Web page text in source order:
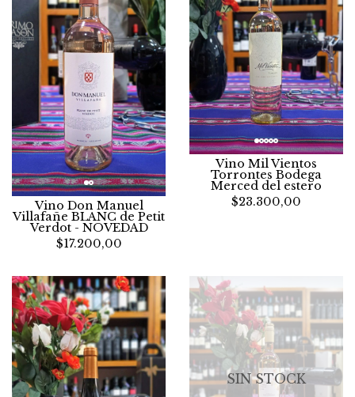
Vino Don Manuel
Villafañe BLANC de Petit
Verdot - NOVEDAD
$17.200,00
Vino Mil Vientos
Torrontes Bodega
Merced del estero
$23.300,00
SIN STOCK